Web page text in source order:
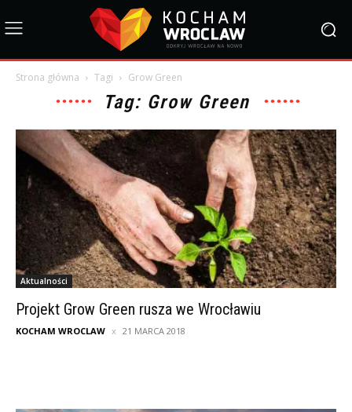
Strona główna Tagi Grow Green
Tag: Grow Green
Aktualności
Projekt Grow Green rusza we Wrocławiu
KOCHAM WROCLAW 21 MARCA 2018